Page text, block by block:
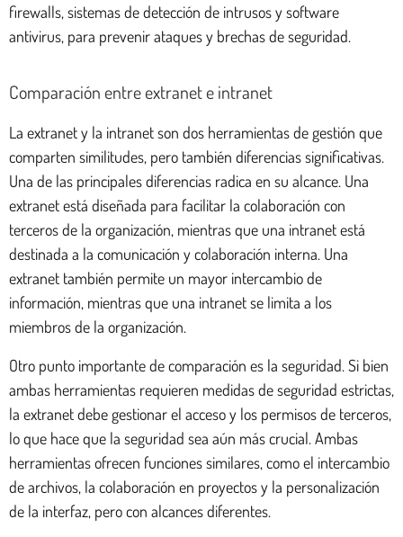
firewalls, sistemas de detección de intrusos y software
antivirus, para prevenir ataques y brechas de seguridad.
Comparación entre extranet e intranet
La extranet y la intranet son dos herramientas de gestión que
comparten similitudes, pero también diferencias significativas.
Una de las principales diferencias radica en su alcance. Una
extranet está diseñada para facilitar la colaboración con
terceros de la organización, mientras que una intranet está
destinada a la comunicación y colaboración interna. Una
extranet también permite un mayor intercambio de
información, mientras que una intranet se limita a los
miembros de la organización.
Otro punto importante de comparación es la seguridad. Si bien
ambas herramientas requieren medidas de seguridad estrictas,
la extranet debe gestionar el acceso y los permisos de terceros,
lo que hace que la seguridad sea aún más crucial. Ambas
herramientas ofrecen funciones similares, como el intercambio
de archivos, la colaboración en proyectos y la personalización
de la interfaz, pero con alcances diferentes.